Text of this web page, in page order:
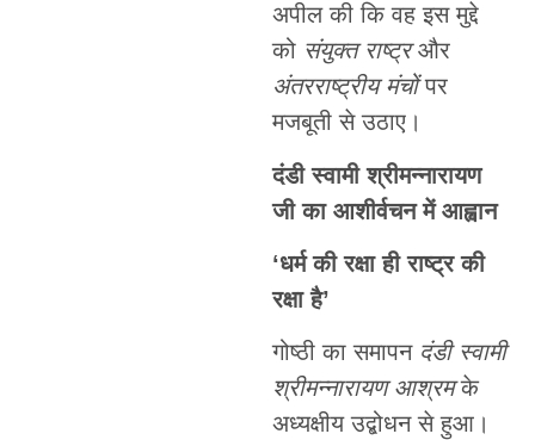
अपील की कि वह इस मुद्दे
को संयुक्त राष्ट्रऔर
अंतरराष्ट्रीय मंचोंपर
मजबूती से उठाए।
दंडी स्वामी श्रीमन्नारायण
जी का आशीर्वचन में आह्वान
‘धर्म की रक्षा ही राष्ट्र की
रक्षा है’
गोष्ठी का समापन दंडी स्वामी
श्रीमन्नारायण आश्रमके
अध्यक्षीय उद्बोधन से हुआ।